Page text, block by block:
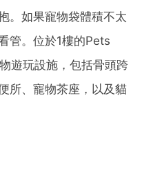
。如果寵物袋體積不太
管。位於1樓的Pets
遊玩設施，包括骨頭跨
所、寵物茶座，以及貓